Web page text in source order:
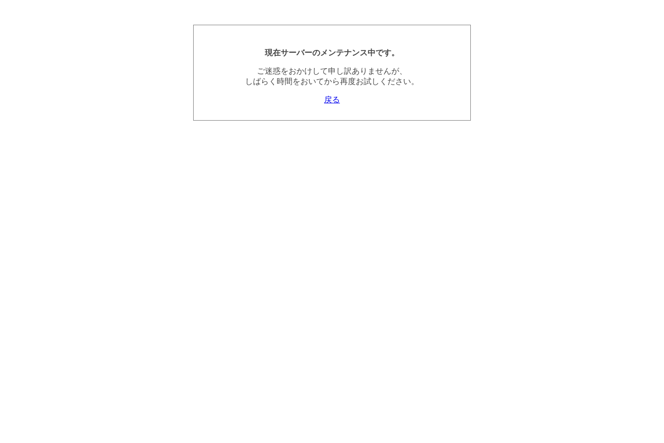
現在サーバーのメンテナンス中です。
ご迷惑をおかけして申し訳ありませんが、
しばらく時間をおいてから再度お試しください。
戻る